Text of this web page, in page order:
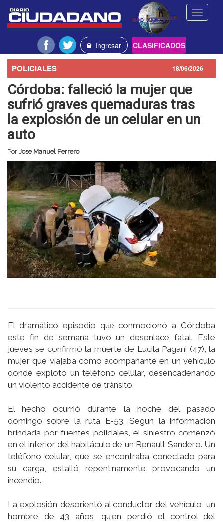
Toggle
Ingresar CLASIFICADOS
POLICIALES 18/06/2026
Córdoba: falleció la mujer que
sufrió graves quemaduras tras
la explosión de un celular en un
auto
Por Jose Manuel Ferrero
El dramático episodio que conmocionó a Córdoba
este fin de semana tuvo un desenlace fatal. Este
jueves se confirmó la muerte de Lucila Pagani (47), la
mujer que viajaba como acompañante en un vehículo
donde explotó un teléfono celular, desencadenando
un violento accidente de tránsito.
El hecho ocurrió durante la noche del pasado
domingo sobre la ruta E-53. Según la información
brindada por fuentes policiales, el siniestro comenzó
en el interior del habitáculo de un Renault Sandero. Un
teléfono celular, que se encontraba conectado para
su carga, estalló repentinamente provocando un
incendio.
La explosión desorientó al conductor del vehículo, un
hombre de 43 años, quien perdió el control del